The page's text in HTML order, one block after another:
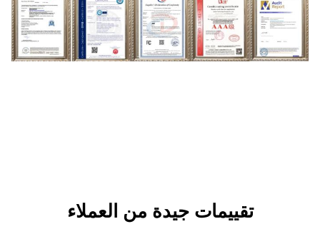
جيدة من العملاء